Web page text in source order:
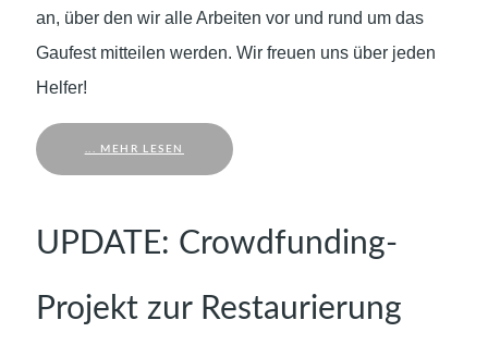
an, über den wir alle Arbeiten vor und rund um das
Gaufest mitteilen werden. Wir freuen uns über jeden
Helfer!
... MEHR LESEN
UPDATE: Crowdfunding-
Projekt zur Restaurierung